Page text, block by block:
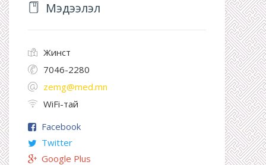
Мэдээлэл
Жинст
7046-2280
zemg@med.mn
WiFi-тай
Facebook
Twitter
Google Plus